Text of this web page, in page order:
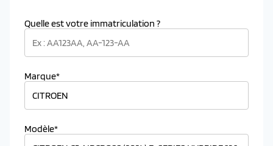
Quelle est votre immatriculation ?
Marque*
Modèle*